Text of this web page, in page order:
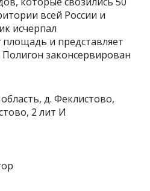
всей России и
исчерпал
и представляет
Полигон законсервирован
д. Феклистово,
2 лит И